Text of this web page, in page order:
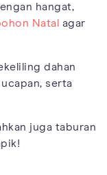
hangat,
Natal
agar
dahan
serta
juga taburan